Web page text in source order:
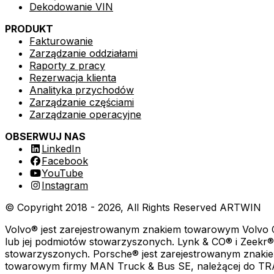
Raporty części
Raporty podwykonawstwa
Narzędzia pomocnicze
Dekodowanie VIN
Autouzupełnienie dla osób prawnych
Autouzupełnienie marek i modeli
Szablony pracy
Kanały e-mail
Kanały SMS
Kanały czatu
ARTWIN Inteligencja
Rozwiązania oparte na AI
Wykorzystaj moc AI, aby usprawnić obsługę serwisową
rutynowe zadania i optymalizują przepływy pracy w celu
Detailing samochodów
Profesjonalny serwis samochodowy specjalizujący się w
Myjnia samochodowa
Dekodowanie VIN
PRODUKT
Fakturowanie
Zarządzanie oddziałami
Raporty z pracy
Rezerwacja klienta
Analityka przychodów
Zarządzanie częściami
Zarządzanie operacyjne
OBSERWUJ NAS
LinkedIn
Facebook
YouTube
Instagram
© Copyright 2018 - 2026, All Rights Reserved ARTWIN
Volvo® jest zarejestrowanym znakiem towarowym
lub jej podmiotów stowarzyszonych. Lynk & CO® i
stowarzyszonych. Porsche® jest zarejestrowanym
towarowym firmy MAN Truck & Bus SE, należącej do